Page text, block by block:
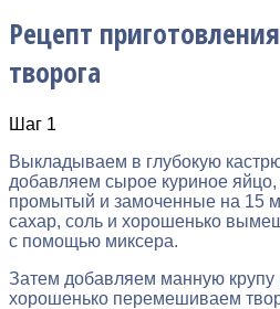
Рецепт
творога
Шаг 1
Выкладываем в глубокую
добавляем сырое куриное
промытый и замоченные на 15
сахар, соль и хорошенько
с помощью миксера.
Затем добавляем манную
хорошенько перемешиваем